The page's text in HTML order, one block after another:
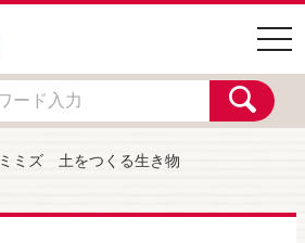
ミミズ 土をつくる生き物